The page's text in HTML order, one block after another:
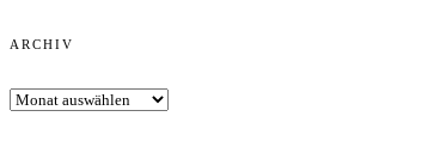
ARCHIV
Archiv